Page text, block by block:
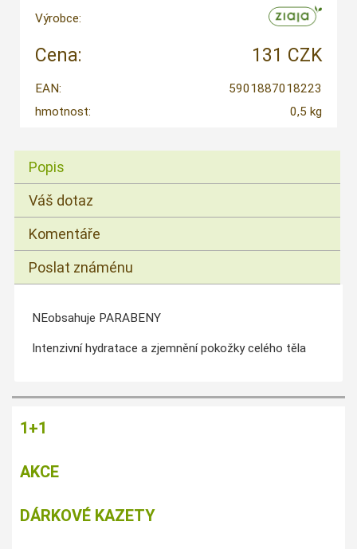
Výrobce:
Cena: 131 CZK
EAN:
5901887018223
hmotnost:
0,5 kg
Popis
Váš dotaz
Komentáře
Poslat známénu
NEobsahuje PARABENY
Intenzivní hydratace a zjemnění pokožky celého těla
1+1
AKCE
DÁRKOVÉ KAZETY